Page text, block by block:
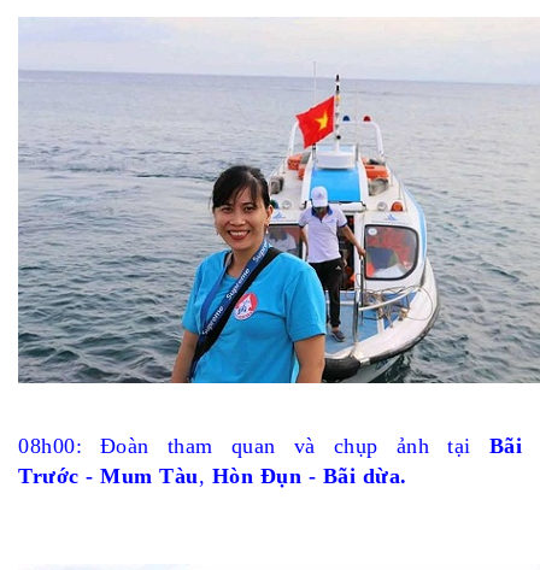
08h00: Đoàn tham quan và chụp ảnh tại Bãi
Trước - Mum Tàu, Hòn Đụn - Bãi dừa.